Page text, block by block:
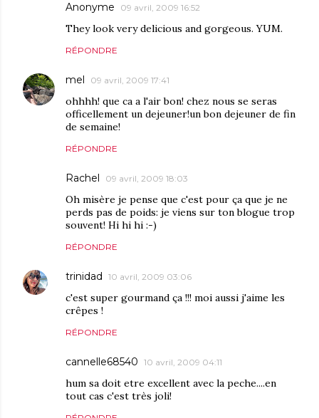
Anonyme 09 avril, 2009 16:52
They look very delicious and gorgeous. YUM.
RÉPONDRE
mel 09 avril, 2009 17:41
ohhhh! que ca a l'air bon! chez nous se seras
officellement un dejeuner!un bon dejeuner de fin
de semaine!
RÉPONDRE
Rachel 09 avril, 2009 18:03
Oh misère je pense que c'est pour ça que je ne
perds pas de poids: je viens sur ton blogue trop
souvent! Hi hi hi :-)
RÉPONDRE
trinidad 10 avril, 2009 03:06
c'est super gourmand ça !!! moi aussi j'aime les
crêpes !
RÉPONDRE
cannelle68540 10 avril, 2009 04:11
hum sa doit etre excellent avec la peche....en
tout cas c'est très joli!